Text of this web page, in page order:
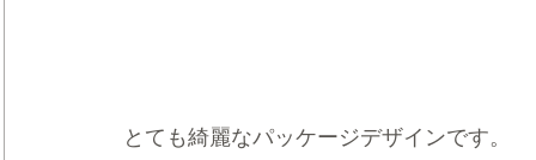
とても綺麗なパッケージデザインです。